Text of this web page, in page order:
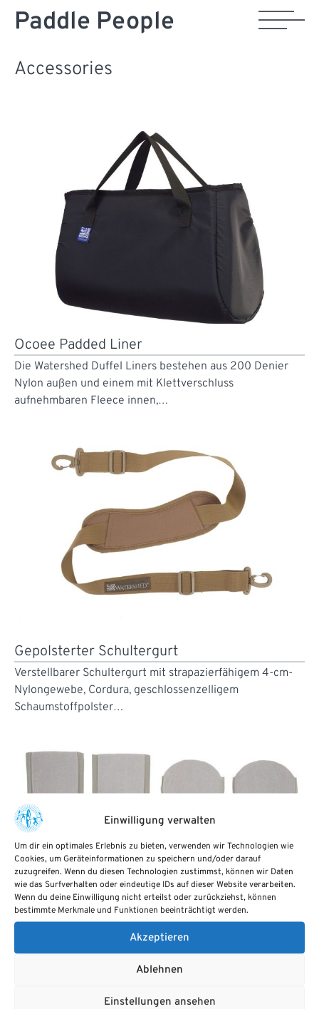
Einwilligung verwalten
Um dir ein optimales Erlebnis zu bieten, verwenden wir Technologien wie
Cookies, um Geräteinformationen zu speichern und/oder darauf
zuzugreifen. Wenn du diesen Technologien zustimmst, können wir Daten
wie das Surfverhalten oder eindeutige IDs auf dieser Website verarbeiten.
Wenn du deine Einwilligung nicht erteilst oder zurückziehst, können
bestimmte Merkmale und Funktionen beeinträchtigt werden.
Akzeptieren
Ablehnen
Einstellungen ansehen
Paddle People
Accessories
Ocoee Padded Liner
Die Watershed Duffel Liners bestehen aus 200 Denier
Nylon außen und einem mit Klettverschluss
aufnehmbaren Fleece innen,…
Gepolsterter Schultergurt
Verstellbarer Schultergurt mit strapazierfähigem 4-cm-
Nylongewebe, Cordura, geschlossenzelligem
Schaumstoffpolster…
Ocoee Padded Dividers
gepolstertem, geschlossenzelligem Schaumstoff und sind